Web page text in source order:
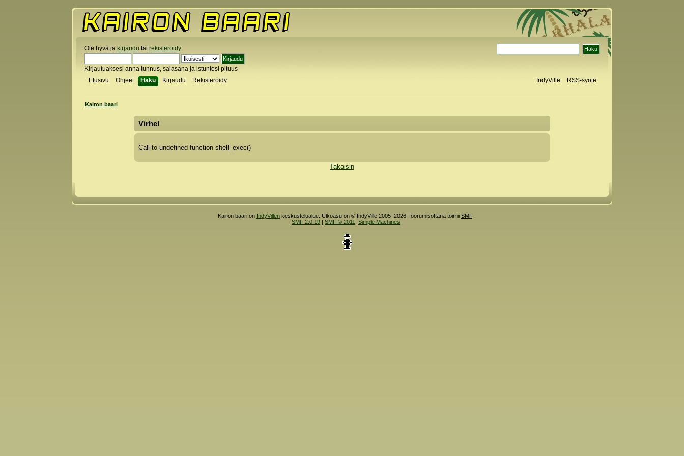
Ole hyvä ja kirjaudu tai rekisteröidy.
Kirjautuaksesi anna tunnus, salasana ja istuntosi pituus
Etusivu
Ohjeet Haku Kirjaudu Rekisteröidy IndyVille RSS-syöte
Kairon baari
Virhe!
Call to undefined function shell_exec()
Takaisin
Kairon baari on IndyVillenkeskustelualue. Ulkoasu on © IndyVille 2005–2026, foorumisoftana toimii SMF.
SMF 2.0.19| SMF © 2011 Simple Machines